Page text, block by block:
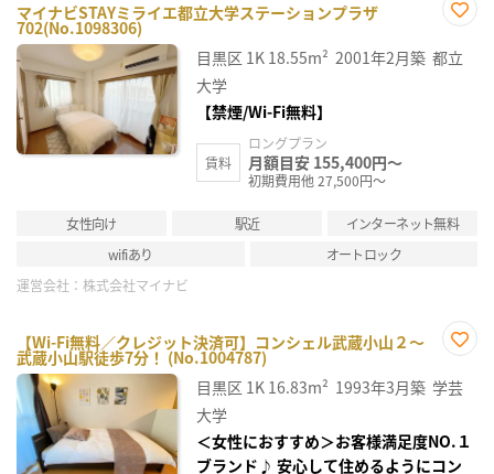
マイナビSTAYミライエ都立大学ステーションプラザ
702(No.1098306)
に入
り登
目黒区 1K 18.55m² 2001年2月築 都立
大学
【禁煙/Wi-Fi無料】
賃料
ロングプラン
月額目安 155,400円～
初期費用他 27,500円～
女性向け 駅近
インターネット無料
wifiあり
オートロック
運営会社： 株式会社マイナビ
【Wi-Fi無料／クレジット決済可】コンシェル武蔵小山２～
武蔵小山駅徒歩7分！ (No.1004787)
に入
り登
目黒区 1K 16.83m² 1993年3月築 学芸
大学
＜女性におすすめ＞お客様満足度NO.１
ブランド♪ 安心して住めるようにコン